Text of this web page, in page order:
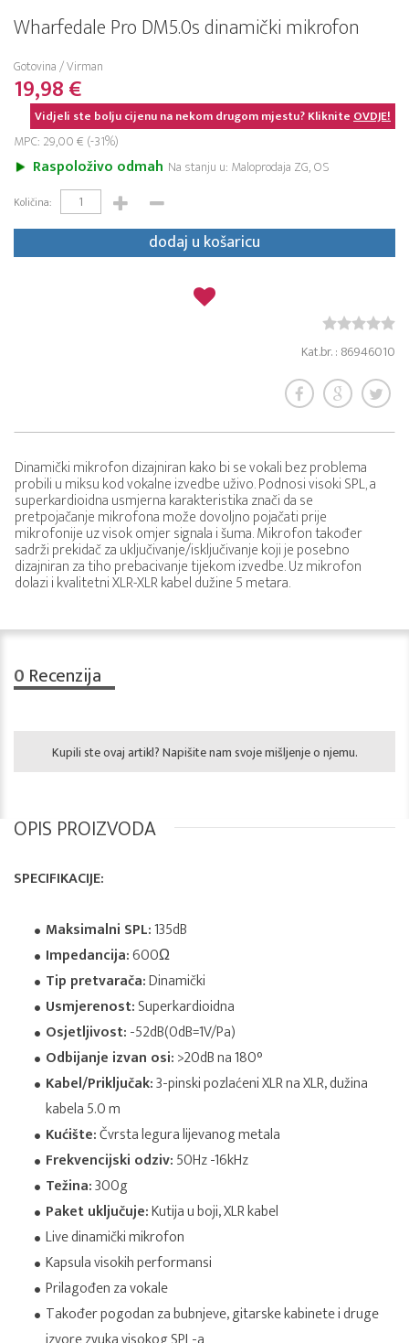
Wharfedale Pro DM5.0s dinamički mikrofon
Gotovina / Virman
19,98 €
Vidjeli ste bolju cijenu na nekom drugom mjestu? KlikniteOVDJE!
MPC: 29,00 € (-31%)
Raspoloživo odmah Na stanju u: Maloprodaja ZG, OS
Količina:
dodaj u košaricu
Kat.br. : 86946010
Dinamički mikrofon dizajniran kako bi se vokali bez problema
probili u miksu kod vokalne izvedbe uživo. Podnosi visoki SPL, a
superkardioidna usmjerna karakteristika znači da se
pretpojačanje mikrofona može dovoljno pojačati prije
mikrofonije uz visok omjer signala i šuma. Mikrofon također
sadrži prekidač za uključivanje/isključivanje koji je posebno
dizajniran za tiho prebacivanje tijekom izvedbe. Uz mikrofon
dolazi i kvalitetni XLR-XLR kabel dužine 5 metara.
0 Recenzija
Kupili ste ovaj artikl? Napišite nam svoje mišljenje o njemu.
OPIS PROIZVODA
SPECIFIKACIJE:
Maksimalni SPL:135dB
Impedancija:600Ω
Tip pretvarača:Dinamički
Usmjerenost:Superkardioidna
Osjetljivost:-52dB(0dB=1V/Pa)
Odbijanje izvan osi:>20dB na 180°
Kabel/Priključak:3-pinski pozlaćeni XLR na XLR, dužina
kabela 5.0 m
Kućište:Čvrsta legura lijevanog metala
Frekvencijski odziv:50Hz -16kHz
Težina:300g
Paket uključuje:Kutija u boji, XLR kabel
Live dinamički mikrofon
Kapsula visokih performansi
Prilagođen za vokale
Također pogodan za bubnjeve, gitarske kabinete i druge